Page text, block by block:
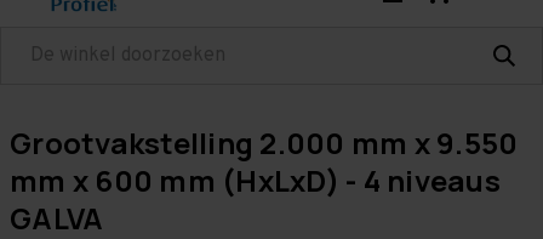
Zoeken
Grootvakstelling 2.000 mm x 9.550
mm x 600 mm (HxLxD) - 4 niveaus
GALVA